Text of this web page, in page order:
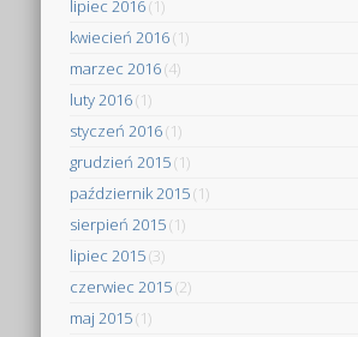
lipiec 2016(1)
kwiecień 2016(1)
marzec 2016(4)
luty 2016(1)
styczeń 2016(1)
grudzień 2015(1)
październik 2015(1)
sierpień 2015(1)
lipiec 2015(3)
czerwiec 2015(2)
maj 2015(1)